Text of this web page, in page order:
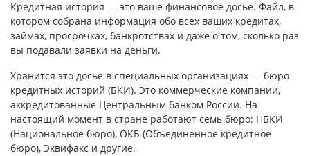
Кредитная история — это ваше финансовое досье. Файл, в
котором собрана информация обо всех ваших кредитах,
займах, просрочках, банкротствах и даже о том, сколько раз
вы подавали заявки на деньги.
Хранится это досье в специальных организациях — бюро
кредитных историй (БКИ). Это коммерческие компании,
аккредитованные Центральным банком России. На
настоящий момент в стране работают семь бюро: НБКИ
(Национальное бюро), ОКБ (Объединенное кредитное
бюро), Эквифакс и другие.